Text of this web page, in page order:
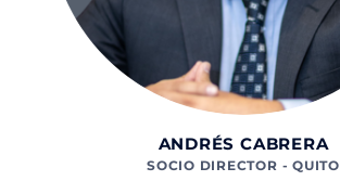
ANDRÉS CABRERA
SOCIO DIRECTOR - QUITO